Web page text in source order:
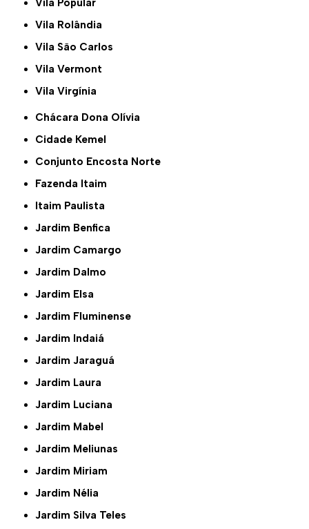
Vila Popular
Vila Rolândia
Vila São Carlos
Vila Vermont
Vila Virgínia
Chácara Dona Olívia
Cidade Kemel
Conjunto Encosta Norte
Fazenda Itaim
Itaim Paulista
Jardim Benfica
Jardim Camargo
Jardim Dalmo
Jardim Elsa
Jardim Fluminense
Jardim Indaiá
Jardim Jaraguá
Jardim Laura
Jardim Luciana
Jardim Mabel
Jardim Meliunas
Jardim Miriam
Jardim Nélia
Jardim Silva Teles